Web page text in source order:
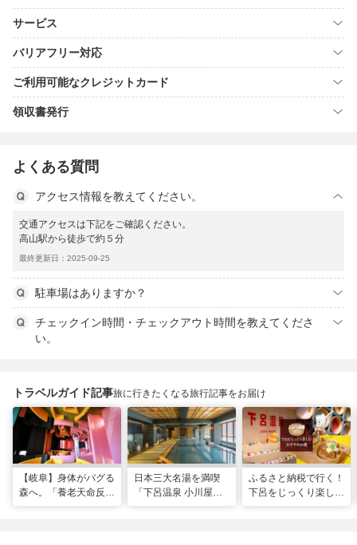
サービス
バリアフリー対応
ご利用可能なクレジットカード
領収書発行
よくある質問
アクセス情報を教えてください。
交通アクセスは下記をご確認ください。
高山駅から徒歩で約５分
最終更新日：2025-09-25
駐車場はありますか？
チェックイン時間・チェックアウト時間を教えてくださ
い。
トラベルガイド記事旅に行きたくなる旅行記事をお届け
【岐阜】身体がバグる
森へ。「養老天命反転
日本三大名湯を満喫
「下呂温泉 小川屋」
ふるさと納税で行く！
下呂をじっくり楽しむ